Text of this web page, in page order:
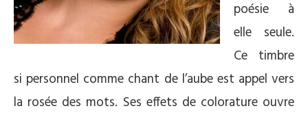
poésie à
elle seule.
Ce timbre
si personnel comme chant de l’aube est appel vers
la rosée des mots. Ses effets de colorature ouvre